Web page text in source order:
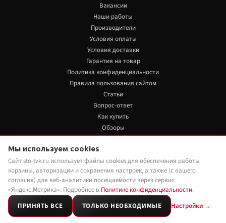
Вакансии
Наши работы
Производители
Условия оплаты
Условия доставки
Гарантия на товар
Политика конфиденциальности
Правила пользования сайтом
Статьи
Вопрос-ответ
Как купить
Обзоры
+7 922 480 80 85
Мы в социальных сетях:
2026 © Customs-tuning.ru
Мы используем cookies
Сайт sto-tvk.ru использует файлы cookies для обеспечения работы
корзины, авторизации и сохранения настроек, а также (с вашего
согласия) для веб-аналитики посещаемости через сервис
«Яндекс.Метрика». Подробнее в Политике конфиденциальности.
ПРИНЯТЬ ВСЕ
ТОЛЬКО НЕОБХОДИМЫЕ Настройки →